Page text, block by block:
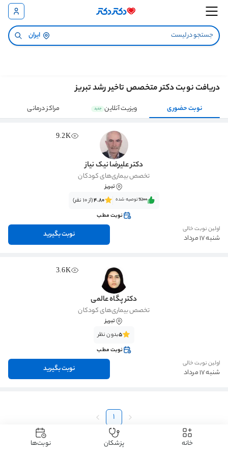
ایران
دکتر تاخیر رشد تبریز
دریافت نوبت دکتر متخصص تاخیر رشد تبریز
نوبت حضوری ویزیت آنلاین جدید مراکز درمانی
9.2K
دکتر علیرضا نیک نیاز
تخصص بیماری‌های کودکان
تبریز
٪100‌‌‌توصیه شده 4.80(از 10 نفر)
نوبت مطب
اولین نوبت خالی
شنبه 17 مرداد نوبت بگیرید
3.6K
دکتر پگاه عالمی
تخصص بیماری‌های کودکان
تبریز
5بدون نظر
نوبت مطب
اولین نوبت خالی
شنبه 17 مرداد نوبت بگیرید
1
خانه پزشکان نوبت‌ها